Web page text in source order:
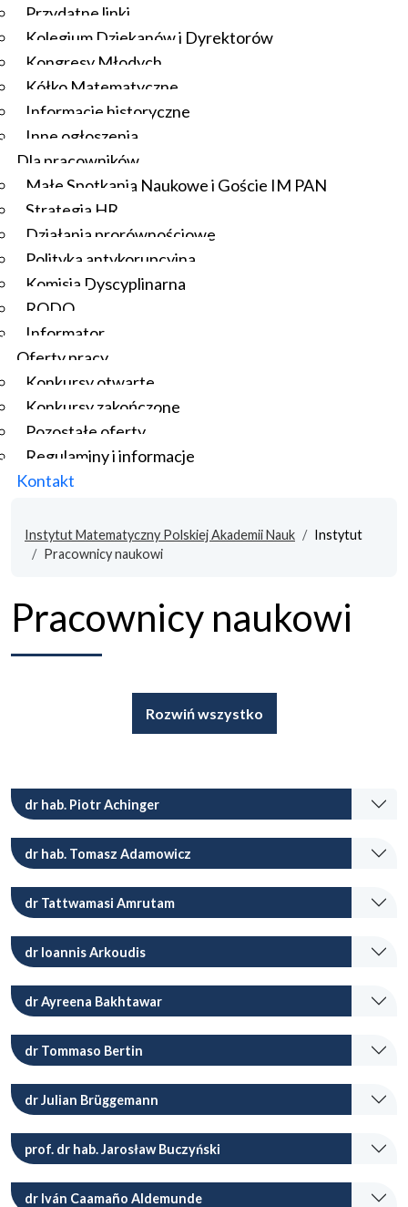
Przydatne linki
Kolegium Dziekanów i Dyrektorów
Kongresy Młodych
Kółko Matematyczne
Informacje historyczne
Inne ogłoszenia
Dla pracowników
Małe Spotkania Naukowe i Goście IM PAN
Strategia HR
Działania prorównościowe
Polityka antykorupcyjna
Komisja Dyscyplinarna
RODO
Informator
Oferty pracy
Konkursy otwarte
Konkursy zakończone
Pozostałe oferty
Regulaminy i informacje
Kontakt
Instytut Matematyczny Polskiej Akademii Nauk
Instytut
Pracownicy naukowi
Pracownicy naukowi
Rozwiń wszystko
dr hab. Piotr Achinger
dr hab. Tomasz Adamowicz
dr Tattwamasi Amrutam
dr Ioannis Arkoudis
dr Ayreena Bakhtawar
dr Tommaso Bertin
dr Julian Brüggemann
prof. dr hab. Jarosław Buczyński
dr Iván Caamaño Aldemunde